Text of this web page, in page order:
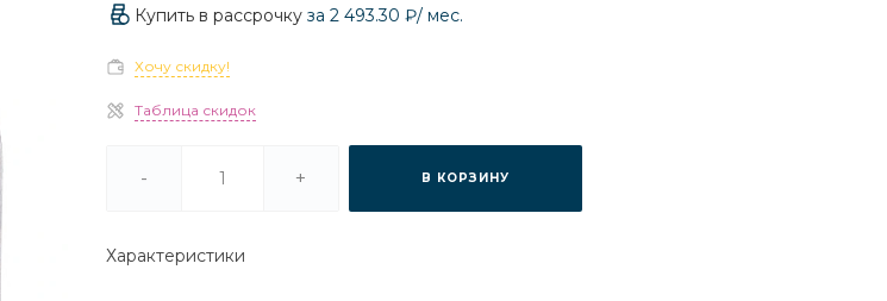
Купить в рассрочку за 2 493.30 ₽/ мес.
Хочу скидку!
Таблица скидок
- + В КОРЗИНУ
Характеристики